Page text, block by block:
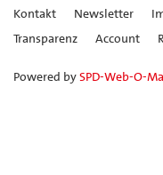
Kontakt Newsletter
Transparenz
Account
Powered bySPD-Web-O-